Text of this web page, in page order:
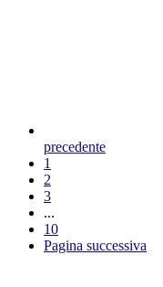
precedente
1
2
3
...
10
Pagina successiva